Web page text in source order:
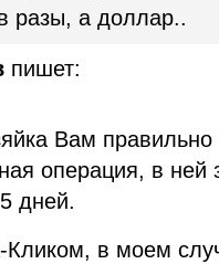
разы, а доллар..
пишет:
Вам правильно
операция, в ней
дней.
в моем